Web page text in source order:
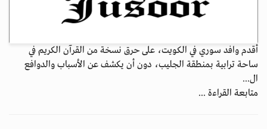
أقدم وافد سوري في الكويت، على حرق نسخة من القرآن الكريم في
ساحة ترابية بمنطقة الجليب، دون أن يكشف عن الأسباب والدوافع
ال...
متابعة القراءة ...